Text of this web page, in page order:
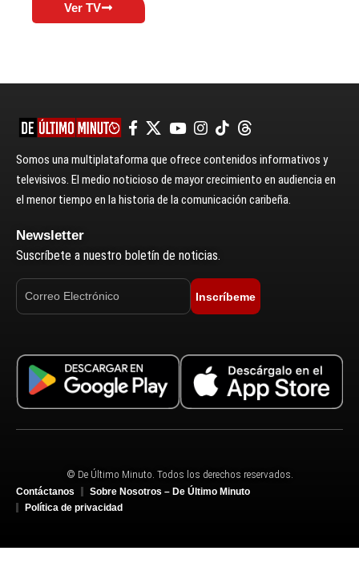
Ver TV
Somos una multiplataforma que ofrece contenidos informativos y
televisivos. El medio noticioso de mayor crecimiento en audiencia en
el menor tiempo en la historia de la comunicación caribeña.
Newsletter
Suscríbete a nuestro boletín de noticias.
Inscríbeme
© De Último Minuto. Todos los derechos reservados.
Contáctanos
Sobre Nosotros – De Último Minuto
Política de privacidad